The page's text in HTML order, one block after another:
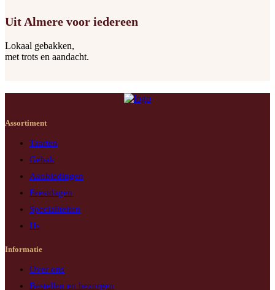
Uit Almere voor iedereen
Lokaal gebakken,
met trots en aandacht.
Assortiment
Taarten
Gebak
Aanbiedingen
Feestdagen
Specialiteiten
IJs
Informatie
Over ons
Bestellen en bezorgen